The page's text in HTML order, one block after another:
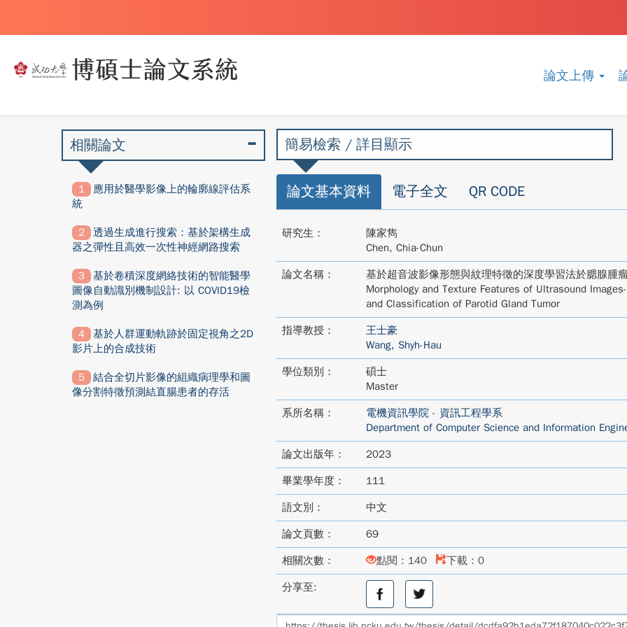
論文上傳
簡易檢索 / 詳目顯示
論文基本資料 電子全文 QR CODE
研究生：
陳家雋
Chen, Chia-Chun
論文名稱：
基於超音波影像形態與紋理特徵的深度學習法於腮腺腫
Morphology and Texture Features of Ultrasound
and Classification of Parotid Gland Tumor
指導教授：
王士豪
Wang, Shyh-Hau
學位類別：
碩士
Master
系所名稱：
電機資訊學院 - 資訊工程學系
Department of Computer Science and Information
論文出版年： 2023
畢業學年度： 111
語文別： 中文
論文頁數： 69
相關次數： 點閱：140 下載：0
分享至:
分
至
分
享
至
相關論文
應用於醫學影像上的輪廓線評估系
統
透過生成進行搜索：基於架構生成
器之彈性且高效一次性神經網路搜索
基於卷積深度網絡技術的智能醫學
圖像自動識別機制設計: 以 COVID­19檢
測為例
基於人群運動軌跡於固定視角之2D
影片上的合成技術
結合全切片影像的組織病理學和圖
像分割特徵預測結直腸患者的存活